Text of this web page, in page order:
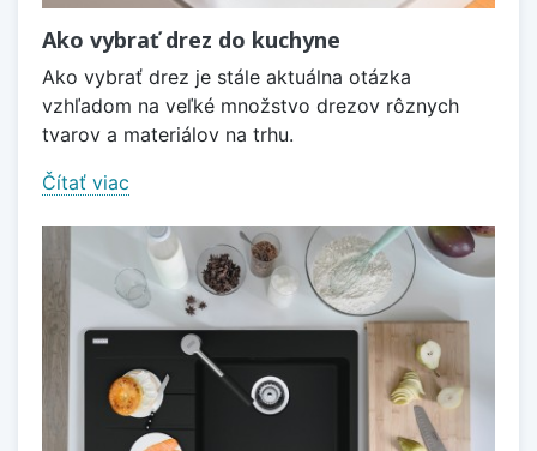
Ako vybrať drez do kuchyne
Ako vybrať drez je stále aktuálna otázka
vzhľadom na veľké množstvo drezov rôznych
tvarov a materiálov na trhu.
Čítať viac